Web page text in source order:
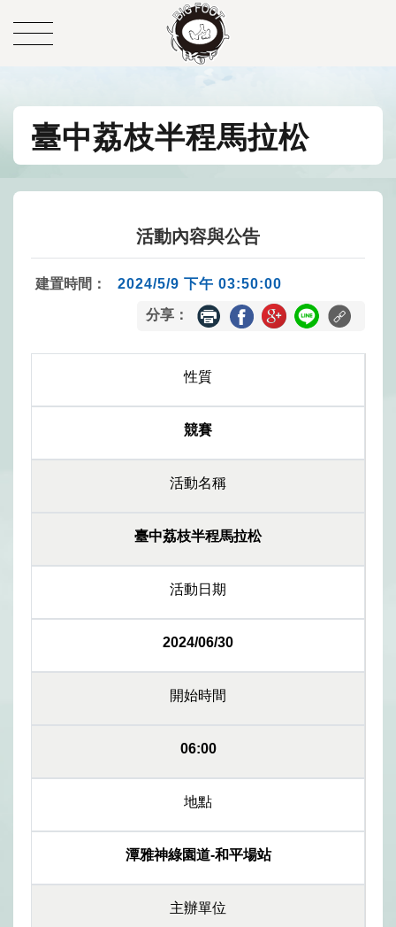
臺中荔枝半程馬拉松
活動內容與公告
建置時間： 2024/5/9 下午 03:50:00
分享：
性質
競賽
活動名稱
臺中荔枝半程馬拉松
活動日期
2024/06/30
開始時間
06:00
地點
潭雅神綠園道-和平場站
主辦單位